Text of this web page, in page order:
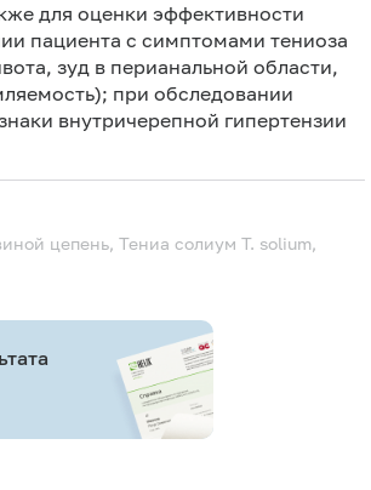
для оценки эффективности
пациента с симптомами тениоза
зуд в перианальной области,
при обследовании
внутричерепной гипертензии
цепень, Тениа солиум T. solium,